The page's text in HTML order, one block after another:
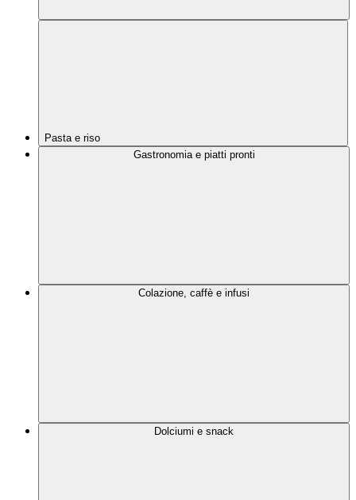
Pasta e riso
Gastronomia e piatti pronti
Colazione, caffè e infusi
Dolciumi e snack